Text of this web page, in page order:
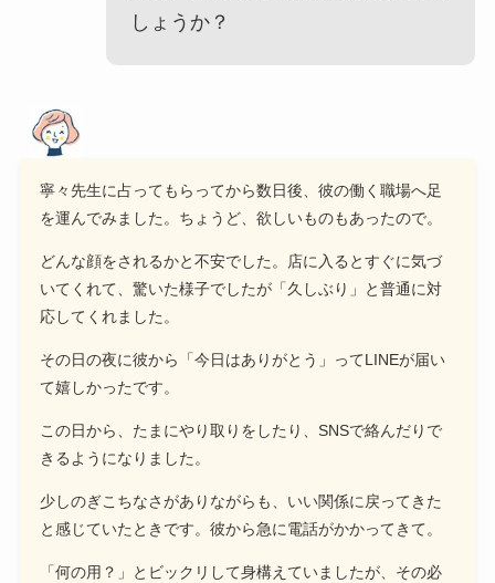
しょうか？
寧々先生に占ってもらってから数日後、彼の働く職場へ足
を運んでみました。ちょうど、欲しいものもあったので。
どんな顔をされるかと不安でした。店に入るとすぐに気づ
いてくれて、驚いた様子でしたが「久しぶり」と普通に対
応してくれました。
その日の夜に彼から「今日はありがとう」ってLINEが届い
て嬉しかったです。
この日から、たまにやり取りをしたり、SNSで絡んだりで
きるようになりました。
少しのぎこちなさがありながらも、いい関係に戻ってきた
と感じていたときです。彼から急に電話がかかってきて。
「何の用？」とビックリして身構えていましたが、その必